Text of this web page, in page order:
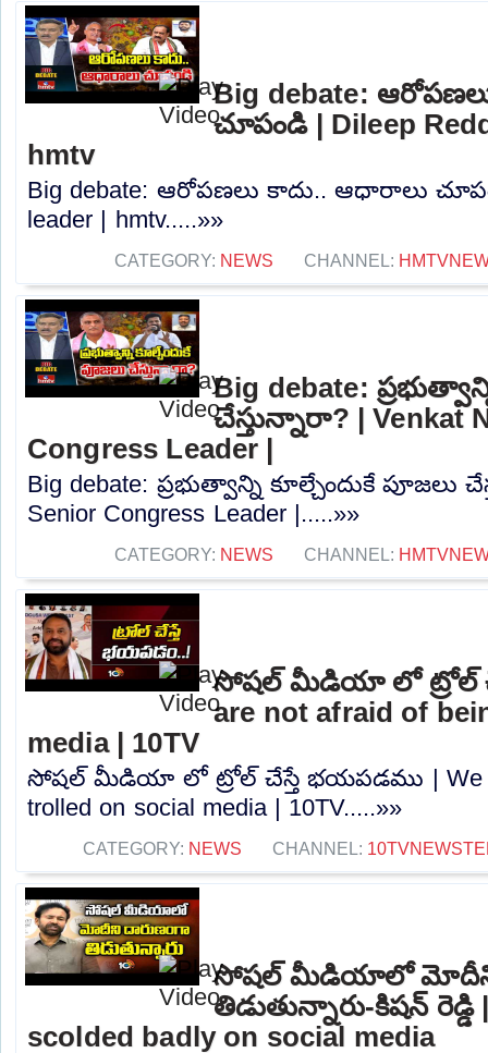
Big debate:
చూపండి | Dileep
hmtv
Big debate: ఆరోపణలు కాదు.. ఆధారాలు
leader | hmtv.....»»
CATEGORY: NEWS CHANNEL:
Big debate:
చేస్తున్నారా? | Venkat
Congress Leader |
Big debate: ప్రభుత్వాన్ని కూల్చేందుకే పూజలు
Senior Congress Leader |.....»»
CATEGORY: NEWS CHANNEL:
సోషల్ మీడియా లో ట్రోల్
are not afraid of
media | 10TV
సోషల్ మీడియా లో ట్రోల్ చేస్తే భయపడము | We
trolled on social media | 10TV.....»»
CATEGORY: NEWS CHANNEL:
సోషల్ మీడియాలో మోదీని
తిడుతున్నారు-కిషన్
scolded badly on social media